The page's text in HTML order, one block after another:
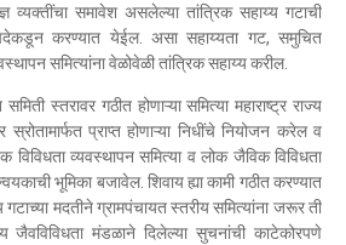
व्यक्तींचा समावेश असलेल्या तांत्रिक सहाय्य गटाची
करण्यात येईल. असा सहाय्यता गट, समुचित
समित्यांना वेळोवेळी तांत्रिक सहाय्य करील.
स्तरावर गठीत होणाऱ्या समित्या महाराष्ट्र राज्य
प्राप्त होणाऱ्या निधींचे नियोजन करेल व
विविधता व्यवस्थापन समित्या व लोक जैविक विविधता
भूमिका बजावेल. शिवाय ह्या कामी गठीत करण्यात
मदतीने ग्रामपंचायत स्तरीय समित्यांना जरूर ती
जैवविविधता मंडळाने दिलेल्या सुचनांची काटेकोरपणे